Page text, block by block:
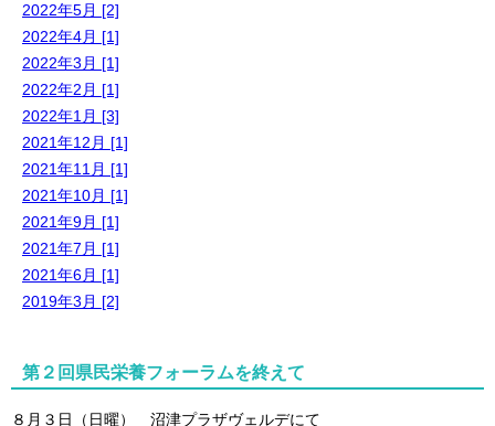
2022年5月 [2]
2022年4月 [1]
2022年3月 [1]
2022年2月 [1]
2022年1月 [3]
2021年12月 [1]
2021年11月 [1]
2021年10月 [1]
2021年9月 [1]
2021年7月 [1]
2021年6月 [1]
2019年3月 [2]
第２回県民栄養フォーラムを終えて
８月３日（日曜） 沼津プラザヴェルデにて